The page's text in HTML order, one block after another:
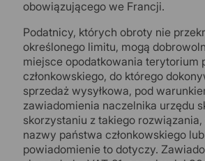
obowiązującego we Francji.
Podatnicy, których obroty nie
określonego limitu, mogą
miejsce opodatkowania terytorium
członkowskiego, do którego
sprzedaż wysyłkowa, pod
zawiadomienia naczelnika urzędu
skorzystaniu z takiego
nazwy państwa członkowskiego
powiadomienie to dotyczy.